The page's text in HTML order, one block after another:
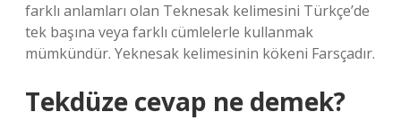
farklı anlamları olan Teknesak kelimesini Türkçe’de
tek başına veya farklı cümlelerle kullanmak
mümkündür. Yeknesak kelimesinin kökeni Farsçadır.
Tekdüze cevap ne demek?